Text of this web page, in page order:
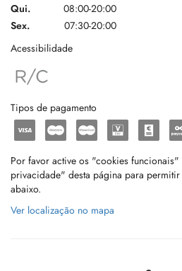
Qui.
08:00-20:00
Sex.
07:30-20:00
Acessibilidade
Tipos de pagamento
Por favor active os "cookies
privacidade" desta página para
abaixo.
Ver localização no mapa